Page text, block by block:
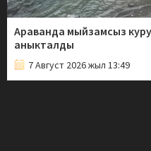
Араванда мыйзамсыз
аныкталды
7 Август 2026 жыл 13:49